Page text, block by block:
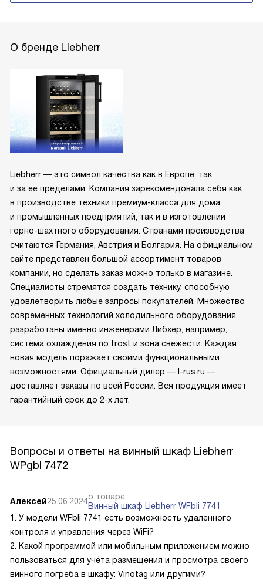
О бренде Liebherr
Liebherr — это символ качества как в Европе, так
и за ее пределами. Компания зарекомендовала себя как
в производстве техники премиум-класса для дома
и промышленных предприятий, так и в изготовлении
горно-шахтного оборудования. Странами производства
считаются Германия, Австрия и Болгария. На официальном
сайте представлен большой ассортимент товаров
компании, но сделать заказ можно только в магазине.
Специалисты стремятся создать технику, способную
удовлетворить любые запросы покупателей. Множество
современных технологий холодильного оборудования
разработаны именно инженерами Либхер, например,
система охлаждения no frost и зона свежести. Каждая
новая модель поражает своими функциональными
возможностями. Официальный дилер — l-rus.ru —
доставляет заказы по всей России. Вся продукция имеет
гарантийный срок до 2-х лет.
Вопросы и ответы на винный шкаф Liebherr
WPgbi 7472
Алексей25.06.2024о товаре:
Винный шкаф Liebherr WFbli 7741
1. У модели WFbli 7741 есть возможность удаленного
контроля и управления через WiFi?
2. Какой программой или мобильным приложением можно
пользоваться для учёта размещения и просмотра своего
винного погреба в шкафу: Vinotag или другими?